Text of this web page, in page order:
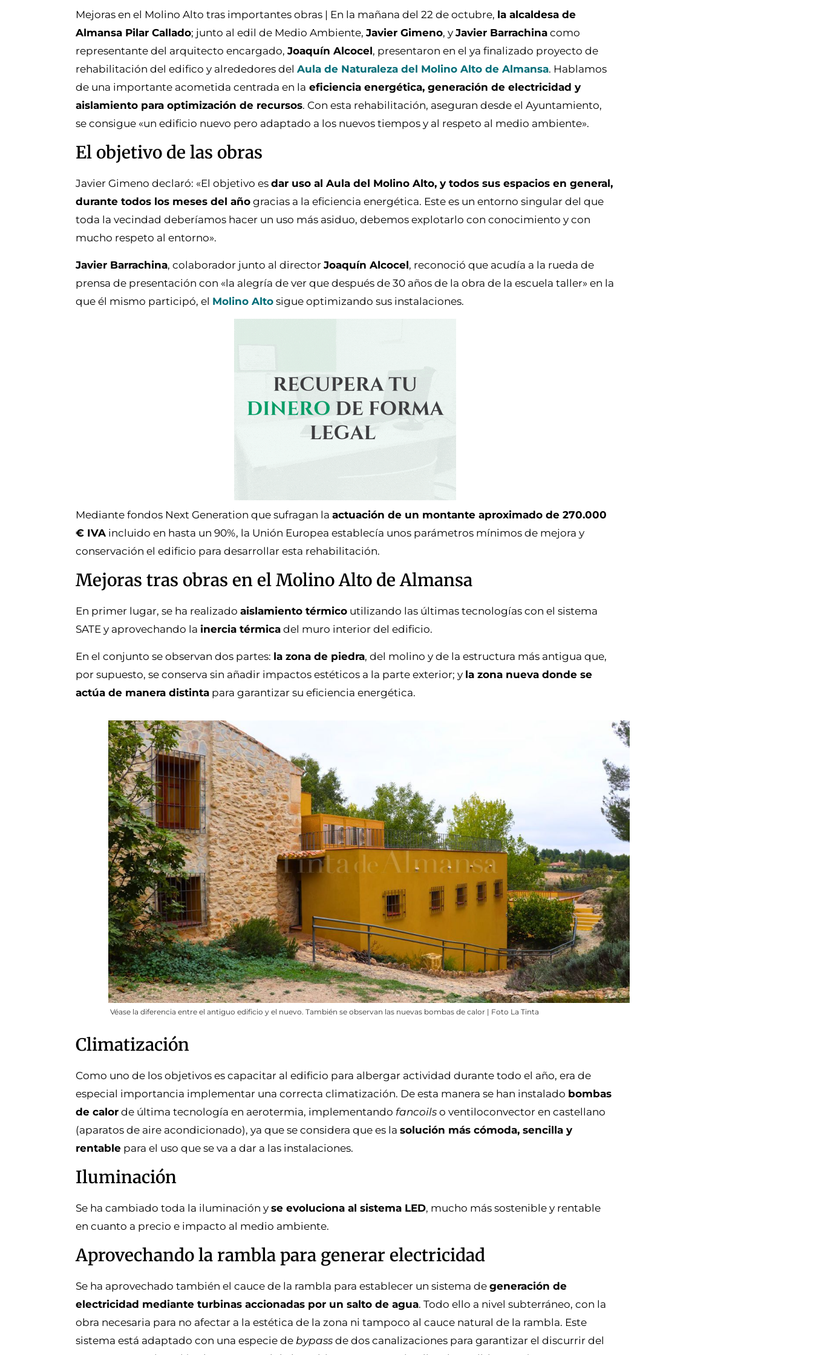
Mejoras en el Molino Alto tras importantes obras | En la mañana del 22 de octubre, la alcaldesa de
Almansa Pilar Callado; junto al edil de Medio Ambiente, Javier Gimeno, y Javier Barrachina como
representante del arquitecto encargado, Joaquín Alcocel, presentaron en el ya finalizado proyecto de
rehabilitación del edifico y alrededores del Aula de Naturaleza del Molino Alto de Almansa. Hablamos
de una importante acometida centrada en la eficiencia energética, generación de electricidad y
aislamiento para optimización de recursos. Con esta rehabilitación, aseguran desde el Ayuntamiento,
se consigue «un edificio nuevo pero adaptado a los nuevos tiempos y al respeto al medio ambiente».
El objetivo de las obras
Javier Gimeno declaró: «El objetivo es dar uso al Aula del Molino Alto, y todos sus espacios en general,
durante todos los meses del año gracias a la eficiencia energética. Este es un entorno singular del que
toda la vecindad deberíamos hacer un uso más asiduo, debemos explotarlo con conocimiento y con
mucho respeto al entorno».
Javier Barrachina, colaborador junto al director Joaquín Alcocel, reconoció que acudía a la rueda de
prensa de presentación con «la alegría de ver que después de 30 años de la obra de la escuela taller» en la
que él mismo participó, el Molino Alto sigue optimizando sus instalaciones.
Mediante fondos Next Generation que sufragan la actuación de un montante aproximado de 270.000
€ IVA incluido en hasta un 90%, la Unión Europea establecía unos parámetros mínimos de mejora y
conservación el edificio para desarrollar esta rehabilitación.
Mejoras tras obras en el Molino Alto de Almansa
En primer lugar, se ha realizado aislamiento térmico utilizando las últimas tecnologías con el sistema
SATE y aprovechando la inercia térmica del muro interior del edificio.
En el conjunto se observan dos partes: la zona de piedra, del molino y de la estructura más antigua que,
por supuesto, se conserva sin añadir impactos estéticos a la parte exterior; y la zona nueva donde se
actúa de manera distinta para garantizar su eficiencia energética.
Véase la diferencia entre el antiguo edificio y el nuevo. También se observan las nuevas bombas de calor | Foto La Tinta
Climatización
Como uno de los objetivos es capacitar al edificio para albergar actividad durante todo el año, era de
especial importancia implementar una correcta climatización. De esta manera se han instalado bombas
de calor de última tecnología en aerotermia, implementando fancoils o ventiloconvector en castellano
(aparatos de aire acondicionado), ya que se considera que es la solución más cómoda, sencilla y
rentable para el uso que se va a dar a las instalaciones.
Iluminación
Se ha cambiado toda la iluminación y se evoluciona al sistema LED, mucho más sostenible y rentable
en cuanto a precio e impacto al medio ambiente.
Aprovechando la rambla para generar electricidad
Se ha aprovechado también el cauce de la rambla para establecer un sistema de generación de
electricidad mediante turbinas accionadas por un salto de agua. Todo ello a nivel subterráneo, con la
obra necesaria para no afectar a la estética de la zona ni tampoco al cauce natural de la rambla. Este
sistema está adaptado con una especie de bypass de dos canalizaciones para garantizar el discurrir del